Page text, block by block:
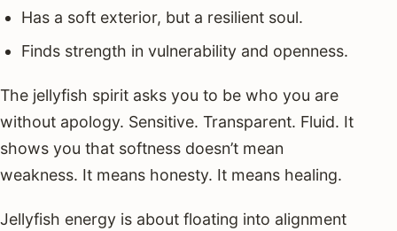
Has a soft exterior, but a resilient soul.
Finds strength in vulnerability and openness.
The jellyfish spirit asks you to be who you are
without apology. Sensitive. Transparent. Fluid. It
shows you that softness doesn’t mean
weakness. It means honesty. It means healing.
Jellyfish energy is about floating into alignment